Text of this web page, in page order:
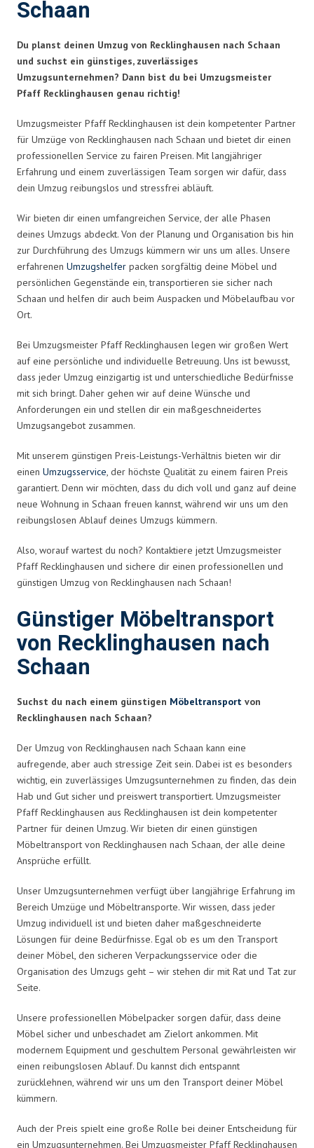
Schaan
Du planst deinen Umzug von Recklinghausen nach Schaan
und suchst ein günstiges, zuverlässiges
Umzugsunternehmen? Dann bist du bei Umzugsmeister
Pfaff Recklinghausen genau richtig!
Umzugsmeister Pfaff Recklinghausen ist dein kompetenter Partner
für Umzüge von Recklinghausen nach Schaan und bietet dir einen
professionellen Service zu fairen Preisen. Mit langjähriger
Erfahrung und einem zuverlässigen Team sorgen wir dafür, dass
dein Umzug reibungslos und stressfrei abläuft.
Wir bieten dir einen umfangreichen Service, der alle Phasen
deines Umzugs abdeckt. Von der Planung und Organisation bis hin
zur Durchführung des Umzugs kümmern wir uns um alles. Unsere
erfahrenen Umzugshelfer packen sorgfältig deine Möbel und
persönlichen Gegenstände ein, transportieren sie sicher nach
Schaan und helfen dir auch beim Auspacken und Möbelaufbau vor
Ort.
Bei Umzugsmeister Pfaff Recklinghausen legen wir großen Wert
auf eine persönliche und individuelle Betreuung. Uns ist bewusst,
dass jeder Umzug einzigartig ist und unterschiedliche Bedürfnisse
mit sich bringt. Daher gehen wir auf deine Wünsche und
Anforderungen ein und stellen dir ein maßgeschneidertes
Umzugsangebot zusammen.
Mit unserem günstigen Preis-Leistungs-Verhältnis bieten wir dir
einen Umzugsservice, der höchste Qualität zu einem fairen Preis
garantiert. Denn wir möchten, dass du dich voll und ganz auf deine
neue Wohnung in Schaan freuen kannst, während wir uns um den
reibungslosen Ablauf deines Umzugs kümmern.
Also, worauf wartest du noch? Kontaktiere jetzt Umzugsmeister
Pfaff Recklinghausen und sichere dir einen professionellen und
günstigen Umzug von Recklinghausen nach Schaan!
Günstiger Möbeltransport
von Recklinghausen nach
Schaan
Suchst du nach einem günstigen Möbeltransport von
Recklinghausen nach Schaan?
Der Umzug von Recklinghausen nach Schaan kann eine
aufregende, aber auch stressige Zeit sein. Dabei ist es besonders
wichtig, ein zuverlässiges Umzugsunternehmen zu finden, das dein
Hab und Gut sicher und preiswert transportiert. Umzugsmeister
Pfaff Recklinghausen aus Recklinghausen ist dein kompetenter
Partner für deinen Umzug. Wir bieten dir einen günstigen
Möbeltransport von Recklinghausen nach Schaan, der alle deine
Ansprüche erfüllt.
Unser Umzugsunternehmen verfügt über langjährige Erfahrung im
Bereich Umzüge und Möbeltransporte. Wir wissen, dass jeder
Umzug individuell ist und bieten daher maßgeschneiderte
Lösungen für deine Bedürfnisse. Egal ob es um den Transport
deiner Möbel, den sicheren Verpackungsservice oder die
Organisation des Umzugs geht – wir stehen dir mit Rat und Tat zur
Seite.
Unsere professionellen Möbelpacker sorgen dafür, dass deine
Möbel sicher und unbeschadet am Zielort ankommen. Mit
modernem Equipment und geschultem Personal gewährleisten wir
einen reibungslosen Ablauf. Du kannst dich entspannt
zurücklehnen, während wir uns um den Transport deiner Möbel
kümmern.
Auch der Preis spielt eine große Rolle bei deiner Entscheidung für
ein Umzugsunternehmen. Bei Umzugsmeister Pfaff Recklinghausen